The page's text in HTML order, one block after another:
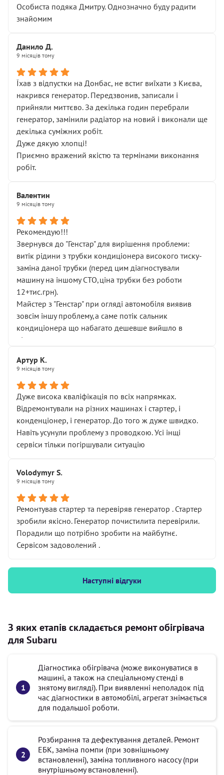
Особиста подяка Дмитру. Однозначно буду радити
знайомим
Данило Д.
9 місяців тому
Їхав з відпустки на Донбас, не встиг виїхати з Києва,
накрився генератор. Передзвонив, записали і
прийняли миттєво. За декілька годин перебрали
генератор, замінили радіатор на новий і виконали ще
декілька суміжних робіт.
Дуже дякую хлопці!
Приємно вражений якістю та термінами виконання
робіт.
Валентин
9 місяців тому
Рекомендую!!!
Звернувся до "Генстар" для вирішення проблеми:
витік рідини з трубки кондиціонера високого тиску-
заміна даної трубки (перед цим діагностували
машину на іншому СТО,ціна трубки без роботи
12+тис.грн).
Майстер з "Генстар" при огляді автомобіля виявив
зовсім іншу проблему,а саме потік сальник
кондиціонера що набагато дешевше вийшло в
підсумку.
Артур К.
9 місяців тому
Дуже висока кваліфікація по всіх напрямках.
Відремонтували на різних машинах і стартер, і
конденціонер, і генератор. До того ж дуже швидко.
Навіть усунули проблему з проводкою. Усі інщі
сервіси тільки погіршували ситуацію
Volodymyr S.
9 місяців тому
Ремонтував стартер та перевіряв генератор . Стартер
зробили якісно. Генератор почистилита перевірили.
Порадили що потрібно зробити на майбутнє.
Сервісом задоволений .
Наступні відгуки
З яких етапів складається ремонт обігрівача
для Subaru
Діагностика обігрівача (може виконуватися в
машині, а також на спеціальному стенді в
знятому вигляді). При виявленні неполадок під
час діагностики в автомобілі, агрегат знімається
для подальшої роботи.
Розбирання та дефектування деталей. Ремонт
ЕБК, заміна помпи (при зовнішньому
встановленні), заміна топливного насосу (при
внутрішньому встановленні).